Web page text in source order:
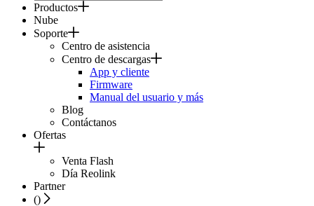
Productos
Nube
Soporte
Centro de asistencia
Centro de descargas
App y cliente
Firmware
Manual del usuario y más
Blog
Contáctanos
Ofertas
Venta Flash
Día Reolink
Partner
()